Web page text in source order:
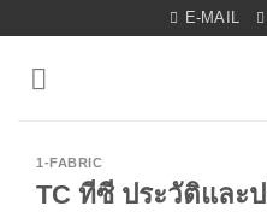
content
E-MAIL
1-FABRIC
TC ทีซี ประวัติและ